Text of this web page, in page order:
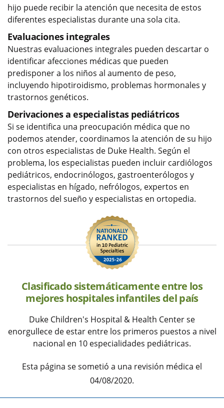
hijo puede recibir la atención que necesita de estos
diferentes especialistas durante una sola cita.
Evaluaciones integrales
Nuestras evaluaciones integrales pueden descartar o
identificar afecciones médicas que pueden
predisponer a los niños al aumento de peso,
incluyendo hipotiroidismo, problemas hormonales y
trastornos genéticos.
Derivaciones a especialistas pediátricos
Si se identifica una preocupación médica que no
podemos atender, coordinamos la atención de su hijo
con otros especialistas de Duke Health. Según el
problema, los especialistas pueden incluir cardiólogos
pediátricos, endocrinólogos, gastroenterólogos y
especialistas en hígado, nefrólogos, expertos en
trastornos del sueño y especialistas en ortopedia.
Clasificado sistemáticamente entre los
mejores hospitales infantiles del país
Duke Children's Hospital & Health Center se
enorgullece de estar entre los primeros puestos a nivel
nacional en 10 especialidades pediátricas.
Esta página se sometió a una revisión médica el
04/08/2020.